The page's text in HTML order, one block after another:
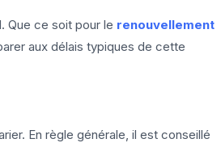
Que ce soit pour le renouvellement
aux délais typiques de cette
En règle générale, il est conseillé